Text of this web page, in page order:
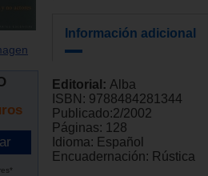
Información adicional
Editorial: Alba
ISBN: 9788484281344
Publicado:2/2002
Páginas: 128
Idioma: Español
Encuadernación: Rústica